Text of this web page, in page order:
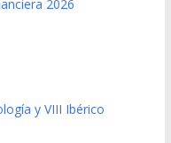
2026
y VIII Ibérico